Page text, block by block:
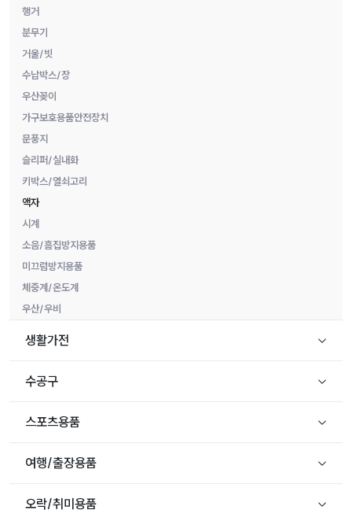
행거
분무기
거울/빗
수납박스/장
우산꽂이
가구보호용품안전장치
문풍지
슬리퍼/실내화
키박스/열쇠고리
액자
시계
소음/흠집방지용품
미끄럼방지용품
체중계/온도계
우산/우비
생활가전
수공구
스포츠용품
여행/출장용품
오락/취미용품